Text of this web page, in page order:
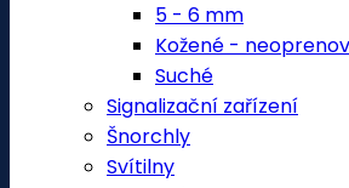
5 - 6 mm
Kožené -
Suché
Signalizační zařízení
Šnorchly
Svítilny